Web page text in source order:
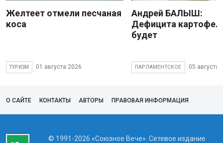
Желтеет отмели песчаная
коса
ТУРИЗМ 01 августа 2026
Андрей БАЛЫШ:
Дефицита
будет
ПАРЛАМЕНТСКОЕ 05 августа
О САЙТЕ КОНТАКТЫ АВТОРЫ ПРАВОВАЯ ИНФОРМАЦИЯ
© 1991-2026 «Союзное Вече». Сетевое издание